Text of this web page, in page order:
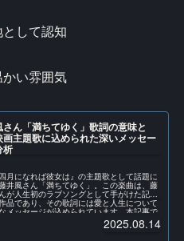
して認知
い雰囲気
さん「満ちてゆく」歌詞の意味と
画主題歌に込められた深いメッセー
析
月になれば彼女は』の主題歌として話題に
井風さん「満ちてゆく」。この楽曲は、藤
が人生初のラブソングとして手がけた記念
品であり、その歌詞には愛と人生について
メッセージが込められています。本記事で
2025.08.14